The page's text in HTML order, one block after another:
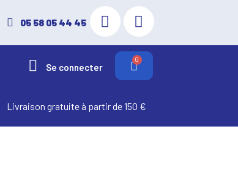
05 58 05 44 45
Se connecter
Livraison gratuite à partir de 150 €